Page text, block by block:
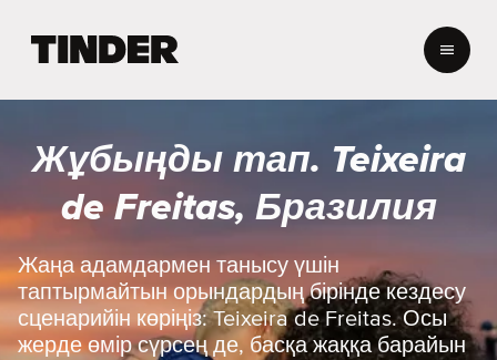
e
r
o
e
Жұбыңды тап. Teixeira
de Freitas, Бразилия
Жаңа адамдармен танысу үшін
таптырмайтын орындардың бірінде кездесу
сценарийін көріңіз: Teixeira de Freitas. Осы
жерде өмір сүрсең де, басқа жаққа барайын